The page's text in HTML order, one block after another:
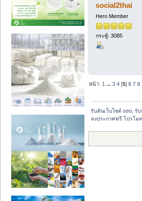
social2thai
Hero Member
กระทู้: 3085
หน้า: 1 ...3 4 [5]6 7 8
รับดันเว็บไซต์ seo, รั
ลงประกาศฟรี โปรโม